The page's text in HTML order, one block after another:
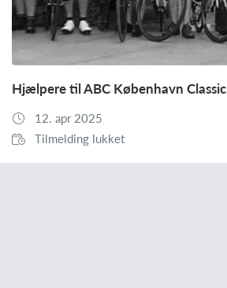
Hjælpere til ABC København Classic
12. apr 2025
Tilmelding lukket